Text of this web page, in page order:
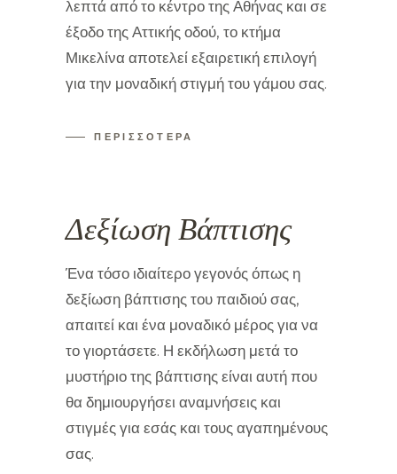
λεπτά από το κέντρο της Αθήνας και σε
έξοδο της Αττικής οδού, το κτήμα
Μικελίνα αποτελεί εξαιρετική επιλογή
για την μοναδική στιγμή του γάμου σας.
ΠΕΡΙΣΣΟΤΕΡΑ
Δεξίωση Βάπτισης
Ένα τόσο ιδιαίτερο γεγονός όπως η
δεξίωση βάπτισης του παιδιού σας,
απαιτεί και ένα μοναδικό μέρος για να
το γιορτάσετε. Η εκδήλωση μετά το
μυστήριο της βάπτισης είναι αυτή που
θα δημιουργήσει αναμνήσεις και
στιγμές για εσάς και τους αγαπημένους
σας.